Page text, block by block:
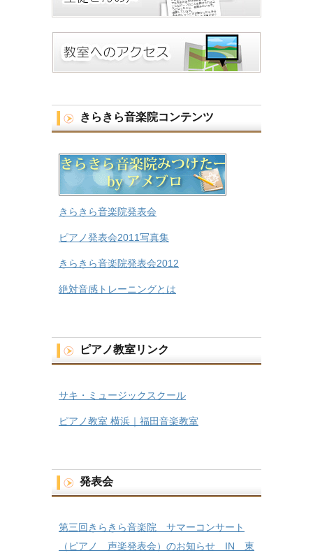
きらきら音楽院コンテンツ
きらきら音楽院発表会
ピアノ発表会2011写真集
きらきら音楽院発表会2012
絶対音感トレーニングとは
ピアノ教室リンク
サキ・ミュージックスクール
ピアノ教室 横浜｜福田音楽教室
発表会
第三回きらきら音楽院 サマーコンサート
（ピアノ 声楽発表会）のお知らせ IN 東